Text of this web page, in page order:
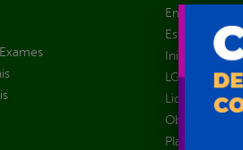
Emendas
Estrutura
Inicio
LGPD e
Licitações e
Obras Públicas